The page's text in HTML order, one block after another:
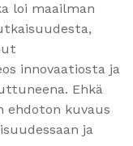
loi maailman
innovaatiosta ja
Ehkä
ehdoton kuvaus
ja